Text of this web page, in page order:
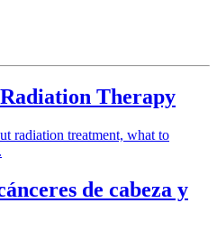
Therapy
radiation treatment, what to
de cabeza y